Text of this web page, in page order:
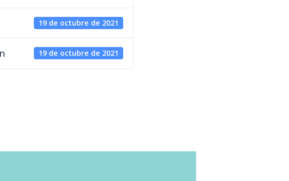
19 de octubre de 2021
19 de octubre de 2021